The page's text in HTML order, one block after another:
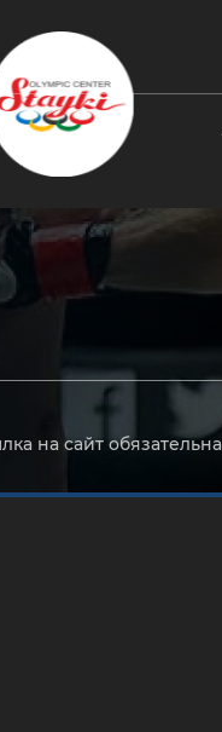
на сайт обязательна
закрыть